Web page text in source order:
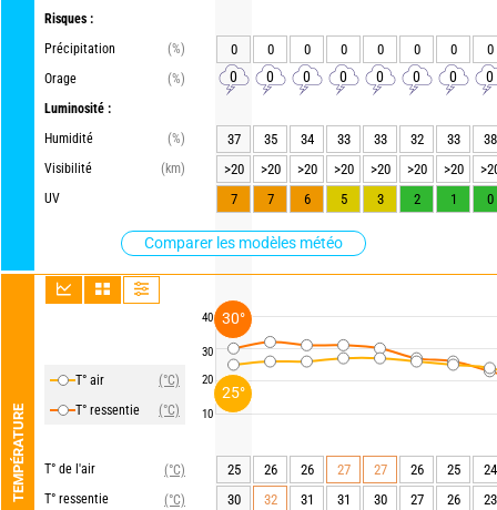
Risques :
Précipitation
(%)
Orage
(%)
Luminosité :
Humidité
(%)
Visibilité
(km)
UV
Comparer les modèles météo
TEMPÉRATURE
T° air
(°C)
T° ressentie
(°C)
T° de l'air
(°C)
T° ressentie
(°C)
40
30
20
10
0 0 0 0 0 0 0 0
0 0 0 0 0 0 0 0
37 35 34 33 33 32 33
38
>20
>20 >20 >20 >20 >20 >20
7
7 6 5 3 2 1 0
25 26 26 27 27 26 25
24
30
32 31 31 30 27 26
23
25°
30°